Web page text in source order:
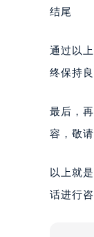
结尾
通过以
终保持
最后，
容，敬请
以上就是
话进行